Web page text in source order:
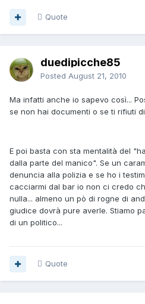
Quote
duedipicche85
Posted August 21, 2010
Ma infatti anche io sapevo così...
se non hai documenti o se ti rifiuti
E poi basta con sta mentalità del
dalla parte del manico". Se un
denuncia alla polizia e se ho i
cacciarmi dal bar io non ci credo
nulla... almeno un pò di rogne di
giudice dovrà pure averle. Stiamo
di un politico...
Quote